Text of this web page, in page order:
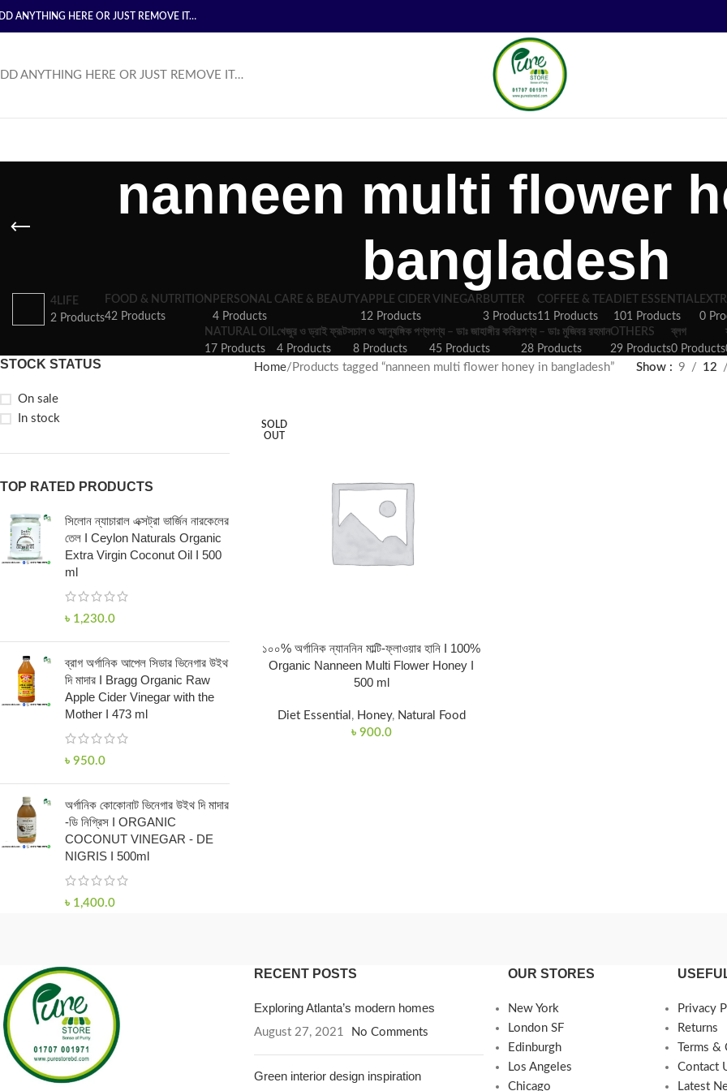
ANYTHING HERE OR JUST REMOVE IT…
ANYTHING HERE OR JUST REMOVE IT…
nanneen multi flower
bangladesh
4LIFE
2 Products
FOOD & NUTRITION
42 Products
PERSONAL CARE & BEAUTY
4 Products
APPLE CIDER VINEGAR
12 Products
BUTTER
3 Products
COFFEE & TEA
11 Products
DIET ESSENTIAL
101 Products
0
NATURAL OIL
17 Products
খেজুর ও ড্রাই ফ্রূটস
4 Products
চাল ও আনুষঙ্গিক পণ্য
8 Products
পণ্য – ডাঃ জাহাঙ্গীর কবির
45 Products
পণ্য – ডাঃ মুজিবর রহমান
28 Products
OTHERS
29 Products
ব্লগ
0 Products
STOCK STATUS
On sale
In stock
TOP RATED PRODUCTS
সিলোন ন্যাচারাল এক্সট্রা ভার্জিন নারকেলের
তেল I Ceylon Naturals Organic
Extra Virgin Coconut Oil I 500
ml
৳ 1,230.0
ব্রাগ অর্গানিক আপেল সিডার ভিনেগার উইথ
দি মাদার I Bragg Organic Raw
Apple Cider Vinegar with the
Mother I 473 ml
৳ 950.0
অর্গানিক কোকোনাট ভিনেগার উইথ দি মাদার
-ডি নিগ্রিস I ORGANIC
COCONUT VINEGAR - DE
NIGRIS I 500ml
৳ 1,400.0
Home Products tagged “nanneen multi flower honey in bangladesh” Show 9 12
SOLD
OUT
১০০% অর্গানিক ন্যাননিন মাল্টি-ফ্লাওয়ার হানি I 100%
Organic Nanneen Multi Flower Honey I
500 ml
Diet Essential , Honey, Natural Food
৳ 900.0
RECENT POSTS
Exploring Atlanta’s modern homes
August 27, 2021 No Comments
Green interior design inspiration
OUR STORES
New York
London SF
Edinburgh
Los Angeles
Chicago
Privacy
Returns
Terms
Contact
Latest